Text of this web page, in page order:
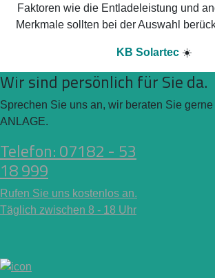
Faktoren wie die Entladeleistung und
Merkmale sollten bei der Auswahl
KB Solartec ☀️
Wir sind persönlich für Sie da.
Sprechen Sie uns an, wir beraten Sie
ANLAGE.
Telefon: 07182 - 53
18 999
Rufen Sie uns kostenlos an.
Täglich zwischen 8 - 18 Uhr